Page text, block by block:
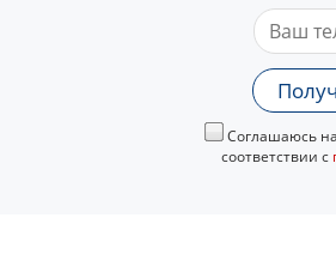
Соглашаюсь
соответствии с